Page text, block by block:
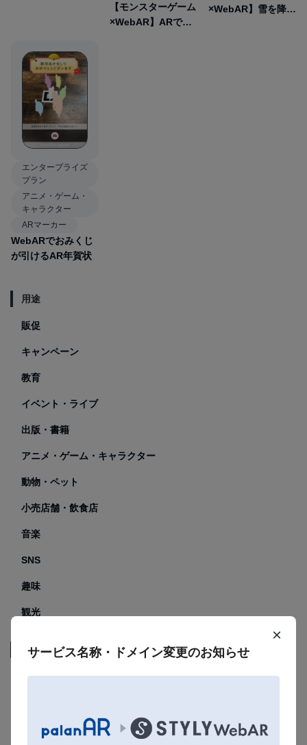
×
サービス名称・ドメイン変更のお知らせ
【モンスターゲーム
×WebAR】ARで遊
×WebAR】雪を降ら
エンタープライズ
プラン
アニメ・ゲーム・
キャラクター
ARマーカー
WebARでおみくじ
が引けるAR年賀状
用途
販促
キャンペーン
教育
イベント・ライブ
出版・書籍
アニメ・ゲーム・キャラクター
動物・ペット
小売店舗・飲食店
音楽
SNS
趣味
観光
プラン
フリープラン
プレミアムオプション